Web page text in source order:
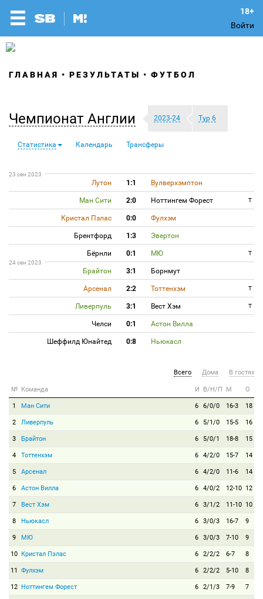
Войти
ГЛАВНАЯ РЕЗУЛЬТАТЫ ФУТБОЛ
Чемпионат Англии 2023-24 Тур 6
Статистика Календарь Трансферы
23 сен 2023
Лутон 1:1 Вулверхэмптон
Ман Сити 2:0 Ноттингем Форест T
Кристал Пэлас 0:0 Фулхэм
Брентфорд 1:3 Эвертон
Бёрнли 0:1 МЮ
T
24 сен 2023
Брайтон 3:1 Борнмут
Арсенал 2:2 Тоттенхэм T
Ливерпуль 3:1 Вест Хэм T
Челси 0:1 Астон Вилла
Шеффилд Юнайтед 0:8 Ньюкасл
Всего Дома В гостях
№ Команда И В/Н/П М О
1 Ман Сити 6 6/0/0 16-3 18
2 Ливерпуль 6 5/1/0 15-5 16
3 Брайтон 6 5/0/1 18-8 15
4 Тоттенхэм 6 4/2/0 15-7 14
5 Арсенал 6 4/2/0 11-6 14
6 Астон Вилла 6 4/0/2 12-10 12
7 Вест Хэм 6 3/1/2 11-10 10
8 Ньюкасл 6 3/0/3 16-7 9
9 МЮ 6 3/0/3 7-10 9
10 Кристал Пэлас 6 2/2/2 6-7 8
11 Фулхэм 6 2/2/2 5-10 8
12 Ноттингем Форест 6 2/1/3 7-9 7